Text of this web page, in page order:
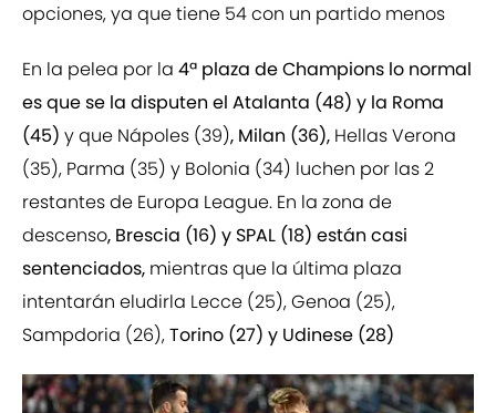
opciones, ya que tiene 54 con un partido menos
En la pelea por la 4ª plaza de Champions lo normal
es que se la disputen el Atalanta (48) y la Roma
(45) y que Nápoles (39), Milan (36), Hellas Verona
(35), Parma (35) y Bolonia (34) luchen por las 2
restantes de Europa League. En la zona de
descenso, Brescia (16) y SPAL (18) están casi
sentenciados, mientras que la última plaza
intentarán eludirla Lecce (25), Genoa (25),
Sampdoria (26),Torino (27) y Udinese (28)